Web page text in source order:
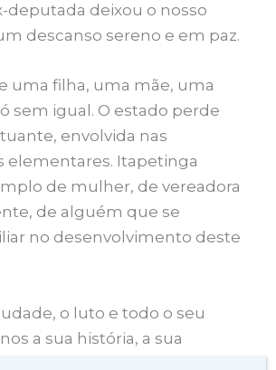
deputada deixou o nosso
descanso sereno e em paz.
uma filha, uma mãe, uma
sem igual. O estado perde
envolvida nas
elementares. Itapetinga
de mulher, de vereadora
de alguém que se
no desenvolvimento deste
o luto e todo o seu
a sua história, a sua